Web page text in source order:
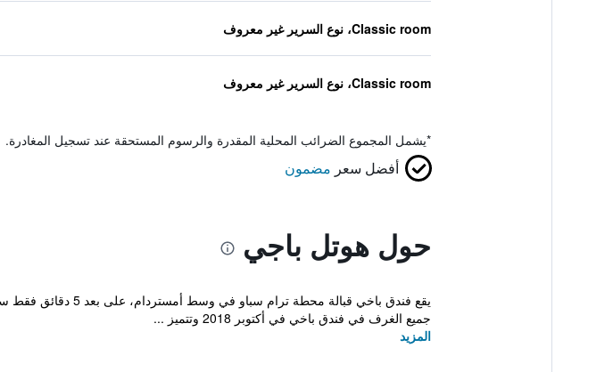
Classic room، نوع السرير غير معروف
Classic room، نوع السرير غير معروف
*يشمل المجموع الضرائب المحلية المقدرة والرسوم المستحقة عند تسجيل المغادرة.
أفضل سعر مضمون
حول هوتل باجي
يقع فندق باخي
جميع الغرف في فندق باخي في أكتوبر 2018 وتتميز ...
المزيد